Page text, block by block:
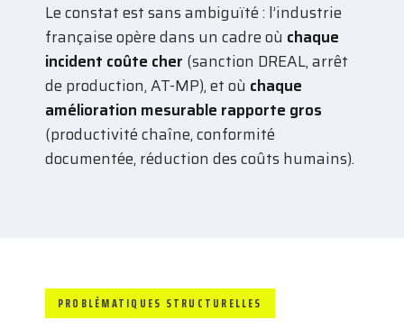
Le constat est sans ambiguïté : l’industrie
française opère dans un cadre où chaque
incident coûte cher (sanction DREAL, arrêt
de production, AT-MP), et où chaque
amélioration mesurable rapporte gros
(productivité chaîne, conformité
documentée, réduction des coûts humains).
PROBLÉMATIQUES STRUCTURELLES